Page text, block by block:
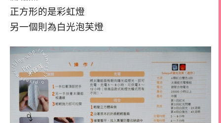
正方形的是彩虹燈
另一個則為白光泡芙燈